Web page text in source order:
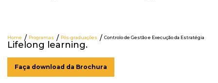
Lifelong learning.
Faça download da Brochura
Home Programas Pós-graduações Controlo de Gestão e Execução da Estratégia